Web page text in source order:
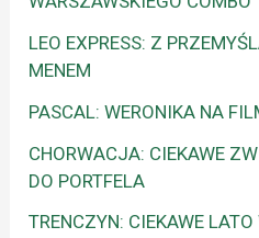
LEO EXPRESS: Z
MENEM
PASCAL: WERONIKA NA
CHORWACJA: CIEKAWE
DO PORTFELA
TRENCZYN: CIEKAWE